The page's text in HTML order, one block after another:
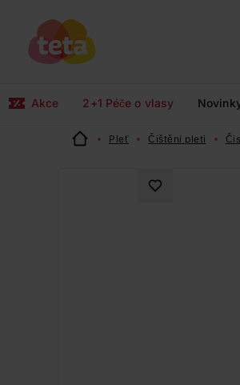
Akce 2+1 Péče o vlasy
Pleť Čištění pleti